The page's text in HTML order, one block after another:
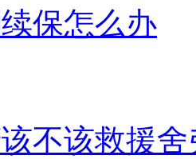
保怎么办
不该救援舍